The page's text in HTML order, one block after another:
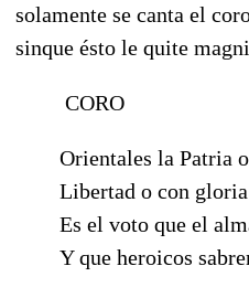
solamente se canta el
sinque ésto le quite
CORO
Orientales la Patria
Libertad o con
Es el voto que el
Y que heroicos